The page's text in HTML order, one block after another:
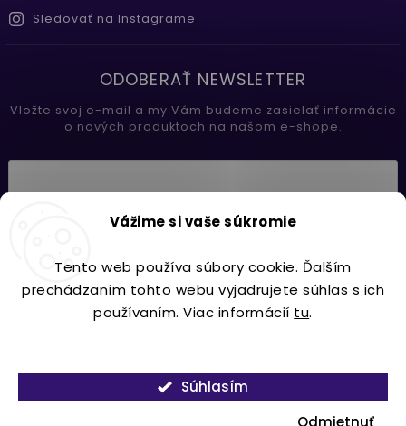
Vážime si vaše súkromie
Tento web používa súbory cookie. Ďalším
prechádzaním tohto webu vyjadrujete súhlas s ich
používaním. Viac informácií tu.
Odmietnuť
Súhlasím
Sledovať na Instagrame
ODOBERAŤ NEWSLETTER
Vložte svoj e-mail a my Vám budeme zasielať informácie
o nových produktoch na našom e-shope.
Prihlásiť sa
Copyright 2026Lavdecor.sk. Všetky práva vyhradené.
VytvořilShoptet| DesignShoptak.cz.